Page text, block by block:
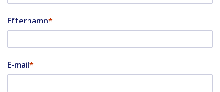
Efternamn
E-mail